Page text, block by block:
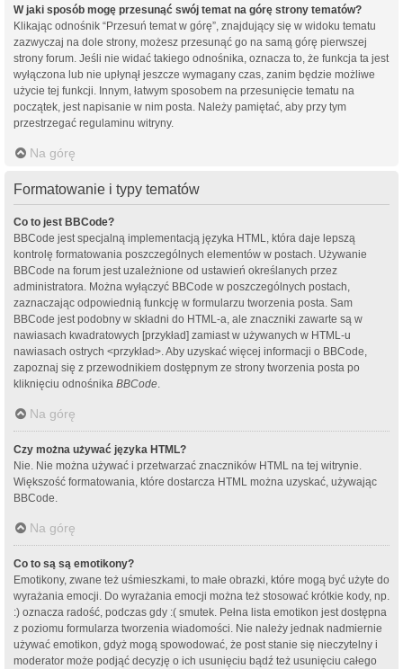
W jaki sposób mogę przesunąć swój temat na górę strony tematów?
Klikając odnośnik “Przesuń temat w górę”, znajdujący się w widoku tematu
zazwyczaj na dole strony, możesz przesunąć go na samą górę pierwszej
strony forum. Jeśli nie widać takiego odnośnika, oznacza to, że funkcja ta jest
wyłączona lub nie upłynął jeszcze wymagany czas, zanim będzie możliwe
użycie tej funkcji. Innym, łatwym sposobem na przesunięcie tematu na
początek, jest napisanie w nim posta. Należy pamiętać, aby przy tym
przestrzegać regulaminu witryny.
Na górę
Formatowanie i typy tematów
Co to jest BBCode?
BBCode jest specjalną implementacją języka HTML, która daje lepszą
kontrolę formatowania poszczególnych elementów w postach. Używanie
BBCode na forum jest uzależnione od ustawień określanych przez
administratora. Można wyłączyć BBCode w poszczególnych postach,
zaznaczając odpowiednią funkcję w formularzu tworzenia posta. Sam
BBCode jest podobny w składni do HTML-a, ale znaczniki zawarte są w
nawiasach kwadratowych [przykład] zamiast w używanych w HTML-u
nawiasach ostrych <przykład>. Aby uzyskać więcej informacji o BBCode,
zapoznaj się z przewodnikiem dostępnym ze strony tworzenia posta po
kliknięciu odnośnika BBCode.
Na górę
Czy można używać języka HTML?
Nie. Nie można używać i przetwarzać znaczników HTML na tej witrynie.
Większość formatowania, które dostarcza HTML można uzyskać, używając
BBCode.
Na górę
Co to są są emotikony?
Emotikony, zwane też uśmieszkami, to małe obrazki, które mogą być użyte do
wyrażania emocji. Do wyrażania emocji można też stosować krótkie kody, np.
:) oznacza radość, podczas gdy :( smutek. Pełna lista emotikon jest dostępna
z poziomu formularza tworzenia wiadomości. Nie należy jednak nadmiernie
używać emotikon, gdyż mogą spowodować, że post stanie się nieczytelny i
moderator może podjąć decyzję o ich usunięciu bądź też usunięciu całego